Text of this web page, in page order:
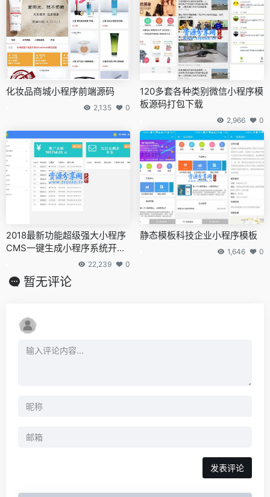
化妆品商城小程序前端源码
2,135 0
120多套各种类别微信小程序模
板源码打包下载
2,966 0
2018最新功能超级强大小程序
CMS一键生成小程序系统开源
版，含29套各行各业小程序模
板，带详细配置教程！
22,239 0
静态模板科技企业小程序模板
1,646 0
暂无评论
发表评论